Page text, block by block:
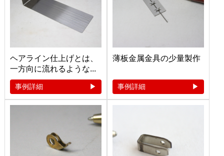
ヘアライン仕上げとは、
一方向に流れるような...
事例詳細
薄板金属金具の少量製作
事例詳細